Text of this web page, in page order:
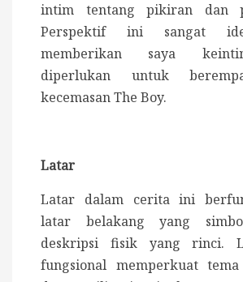
intim tentang pikiran dan
Perspektif ini sangat
memberikan saya
diperlukan untuk
kecemasan The Boy.
Latar
Latar dalam cerita ini
latar belakang yang
deskripsi fisik yang rinci.
fungsional memperkuat